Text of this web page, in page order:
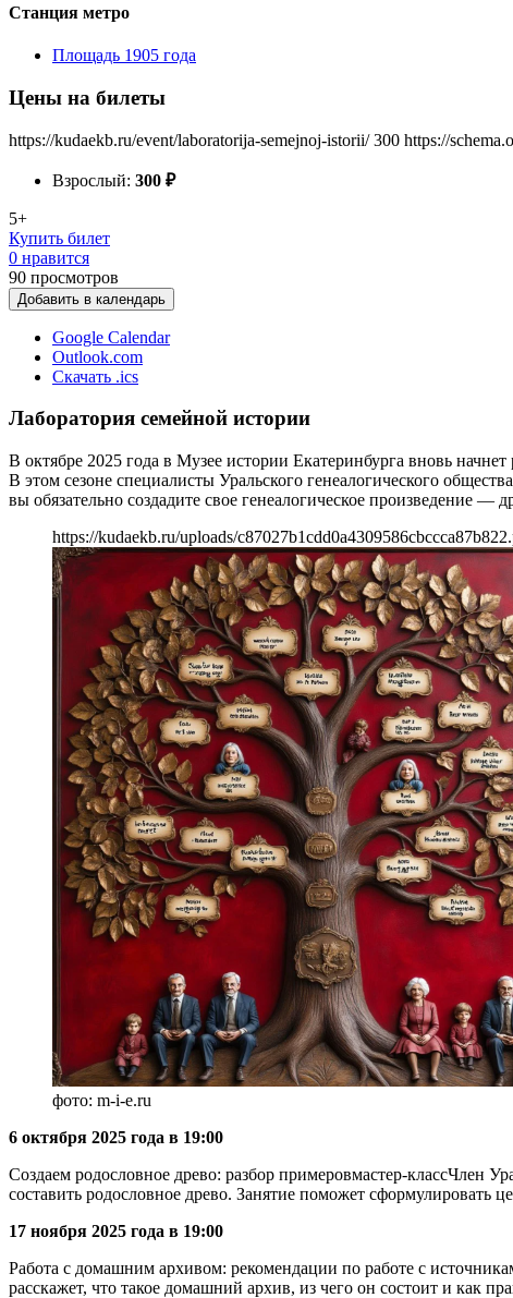
Станция метро
Площадь 1905 года
Цены на билеты
https://kudaekb.ru/event/laboratorija-semejnoj-istorii/ 300 https://
Взрослый: 300 ₽
5+
Купить билет
0 нравится
90 просмотров
Добавить в календарь
Google Calendar
Outlook.com
Скачать .ics
Лаборатория семейной истории
В октябре 2025 года в Музее истории Екатеринбурга вновь
В этом сезоне специалисты Уральского генеалогического
вы обязательно создадите свое генеалогическое произведение
https://kudaekb.ru/uploads/
фото: m-i-e.ru
6 октября 2025 года в 19:00
Создаем родословное древо: разбор примеровмастер-классЧлен
составить родословное древо. Занятие поможет сформулировать
17 ноября 2025 года в 19:00
Работа с домашним архивом: рекомендации по работе с
расскажет, что такое домашний архив, из чего он состоит и как